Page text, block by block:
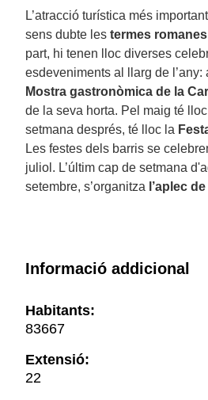
L’atracció turística més
sens dubte les termes romanes
part, hi tenen lloc diverses
esdeveniments al llarg de l’any:
Mostra gastronòmica de la
de la seva horta. Pel maig té
setmana després, té lloc la
Les festes dels barris se
juliol. L’últim cap de setmana
setembre, s’organitza l’aplec
Informació addicional
Habitants:
83667
Extensió:
22